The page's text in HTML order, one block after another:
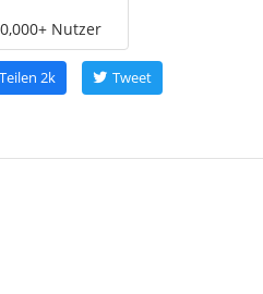
Nutzer
Teilen 2k Tweet